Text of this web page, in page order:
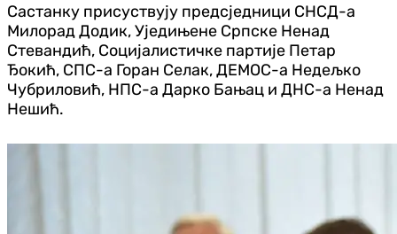
Састанку присуствују предсједници СНСД-а
Милорад Додик, Уједињене Српске Ненад
Стевандић, Социјалистичке партије Петар
Ђокић, СПС-а Горан Селак, ДЕМОС-а Недељко
Чубриловић, НПС-а Дарко Бањац и ДНС-а Ненад
Нешић.